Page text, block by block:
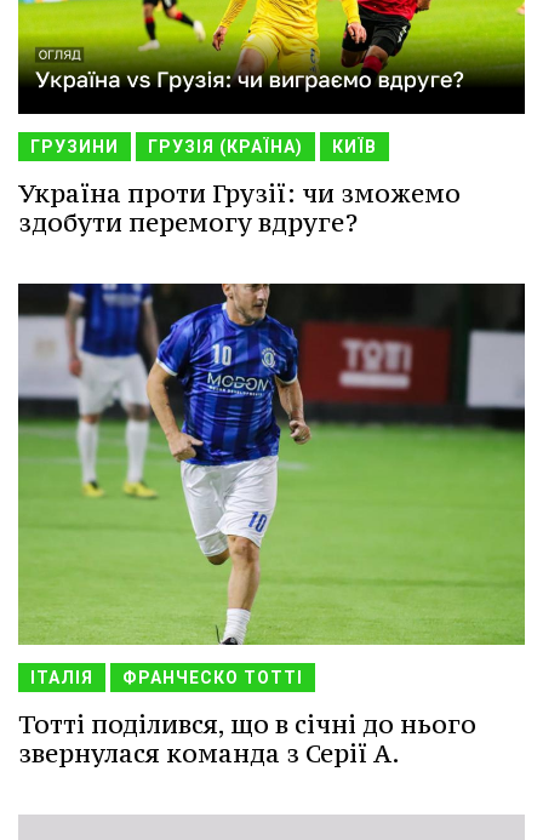
ГРУЗИНИ ГРУЗІЯ (КРАЇНА) КИЇВ
Україна проти Грузії: чи зможемо
здобути перемогу вдруге?
ІТАЛІЯ ФРАНЧЕСКО ТОТТІ
Тотті поділився, що в січні до нього
звернулася команда з Серії А.